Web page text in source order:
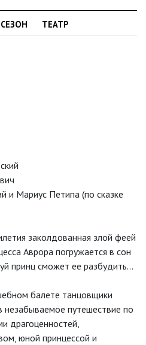
СЕЗОН ТЕАТР
и Мариус Петипа (по сказке
заколдованная злой феей
Аврора погружается в сон
принц сможет ее разбудить…
балете танцовщики
незабываемое путешествие по
драгоценностей,
юной принцессой и